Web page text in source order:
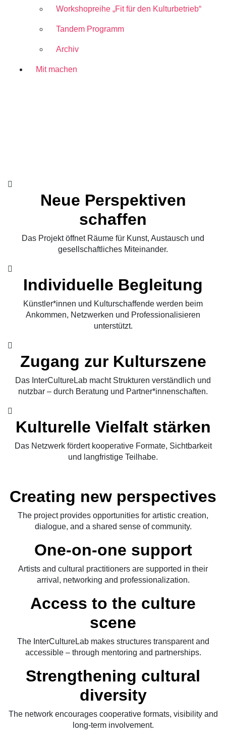
Workshopreihe „Fit für den Kulturbetrieb“
Tandem Programm
Archiv
Mit machen
Neue Perspektiven
schaffen
Das Projekt öffnet Räume für Kunst, Austausch und
gesellschaftliches Miteinander.
Individuelle Begleitung
Künstler*innen und Kulturschaffende werden beim
Ankommen, Netzwerken und Professionalisieren
unterstützt.
Zugang zur Kulturszene
Das InterCultureLab macht Strukturen verständlich und
nutzbar – durch Beratung und Partner*innenschaften.
Kulturelle Vielfalt stärken
Das Netzwerk fördert kooperative Formate, Sichtbarkeit
und langfristige Teilhabe.
Creating new perspectives
The project provides opportunities for artistic creation,
dialogue, and a shared sense of community.
One-on-one support
Artists and cultural practitioners are supported in their
arrival, networking and professionalization.
Access to the culture
scene
The InterCultureLab makes structures transparent and
accessible – through mentoring and partnerships.
Strengthening cultural
diversity
The network encourages cooperative formats, visibility and
long-term involvement.